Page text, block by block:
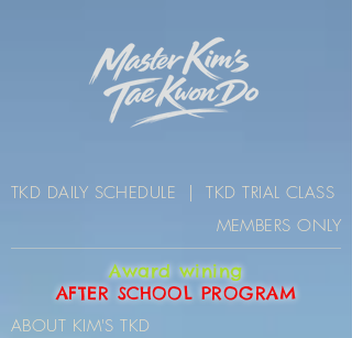
TKD DAILY SCHEDULE |TKD TRIAL CLASS
MEMBERS ONLY
Award wining
AFTER SCHOOL PROGRAM
ABOUT KIM'S TKD